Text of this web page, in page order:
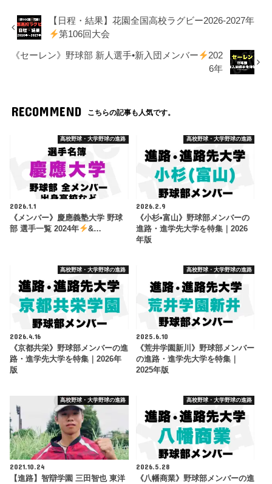
【日程・結果】花園全国高校ラグビー2026-2027年
第106回大会
《セーレン》野球部 新人選手•新入団メンバー
202
6年
RECOMMEND こちらの記事も人気です。
高校野球・大学野球の進路
2026.1.1
《メンバー》慶應義塾大学 野球
部 選手一覧 2024年
&…
高校野球・大学野球の進路
2026.2.9
《小杉•富山》野球部メンバーの
進路・進学先大学を特集｜2026
年版
高校野球・大学野球の進路
2026.4.16
《京都共栄》野球部メンバーの進
路・進学先大学を特集｜2026年
版
高校野球・大学野球の進路
2025.6.10
《荒井学園新川》野球部メンバー
の進路・進学先大学を特集｜
2025年版
高校野球・大学野球の進路
2021.10.24
【進路】智辯学園 三田智也 東洋
高校野球・大学野球の進路
2026.5.28
《八幡商業》野球部メンバーの進